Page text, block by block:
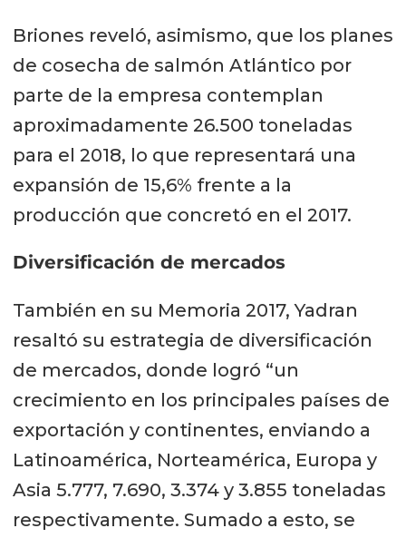
Briones reveló, asimismo, que los planes
de cosecha de salmón Atlántico por
parte de la empresa contemplan
aproximadamente 26.500 toneladas
para el 2018, lo que representará una
expansión de 15,6% frente a la
producción que concretó en el 2017.
Diversificación de mercados
También en su Memoria 2017, Yadran
resaltó su estrategia de diversificación
de mercados, donde logró “un
crecimiento en los principales países de
exportación y continentes, enviando a
Latinoamérica, Norteamérica, Europa y
Asia 5.777, 7.690, 3.374 y 3.855 toneladas
respectivamente. Sumado a esto, se